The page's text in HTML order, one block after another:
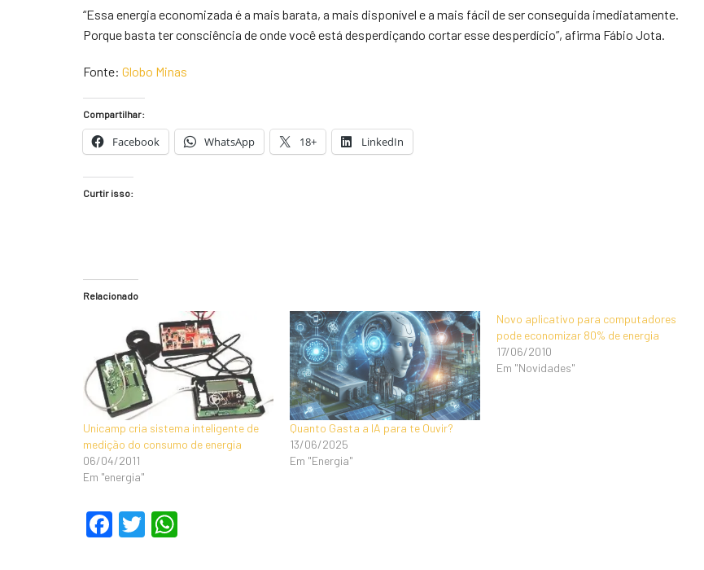
“Essa energia economizada é a mais barata, a mais disponível e a mais fácil de ser conseguida imediatamente.
Porque basta ter consciência de onde você está desperdiçando cortar esse desperdício”, afirma Fábio Jota.
Fonte: Globo Minas
Compartilhar:
Facebook WhatsApp 18+ LinkedIn
Curtir isso:
Relacionado
Unicamp cria sistema inteligente de
medição do consumo de energia
06/04/2011
Em "energia"
Quanto Gasta a IA para te Ouvir?
13/06/2025
Em "Energia"
Novo aplicativo para computadores
pode economizar 80% de energia
17/06/2010
Em "Novidades"
F
T